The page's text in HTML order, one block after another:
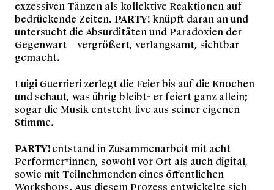
exzessiven Tänzen als kollektive Reaktionen auf
bedrückende Zeiten. PARTY!knüpft daran an und
untersucht die Absurditäten und Paradoxien der
Gegenwart – vergrößert, verlangsamt, sichtbar
gemacht.
Luigi Guerrieri zerlegt die Feier bis auf die Knochen
und schaut, was übrig bleibt- er feiert ganz allein;
sogar die Musik entsteht live aus seiner eigenen
Stimme.
PARTY!entstand in Zusammenarbeit mit acht
Performer*innen, sowohl vor Ort als auch digital,
sowie mit Teilnehmenden eines öffentlichen
Workshops. Aus diesem Prozess entwickelte sich